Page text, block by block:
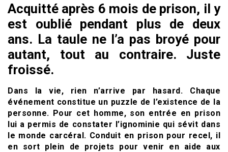
Acquitté après 6 mois de prison, il y
est oublié pendant plus de deux
ans. La taule ne l’a pas broyé pour
autant, tout au contraire. Juste
froissé.
Dans la vie, rien n’arrive par hasard. Chaque
événement constitue un puzzle de l’existence de la
personne. Pour cet homme, son entrée en prison
lui a permis de constater l’ignominie qui sévit dans
le monde carcéral. Conduit en prison pour recel, il
en sort plein de projets pour venir en aide aux